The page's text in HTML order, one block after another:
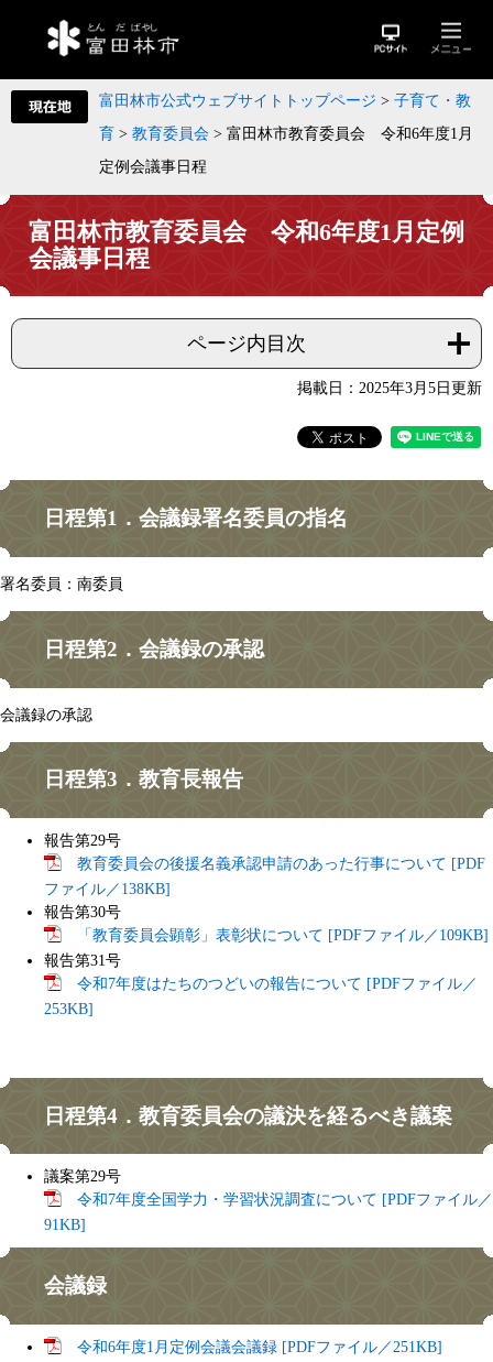
富田林市公式ウェブサイトトップページ > 子育て・教
育 > 教育委員会 > 富田林市教育委員会 令和6年度1月
定例会議事日程
富田林市教育委員会 令和6年度1月定例
会議事日程
ページ内目次
掲載日：2025年3月5日更新
日程第1．会議録署名委員の指名
署名委員：南委員
日程第2．会議録の承認
会議録の承認
日程第3．教育長報告
報告第29号
教育委員会の後援名義承認申請のあった行事について [PDF
ファイル／138KB]
報告第30号
「教育委員会顕彰」表彰状について [PDFファイル／109KB]
報告第31号
令和7年度はたちのつどいの報告について [PDFファイル／
253KB]
​日程第4．教育委員会の議決を経るべき議案
議案第29号
令和7年度全国学力・学習状況調査について [PDFファイル／
91KB]
会議録
令和6年度1月定例会議会議録 [PDFファイル／251KB]